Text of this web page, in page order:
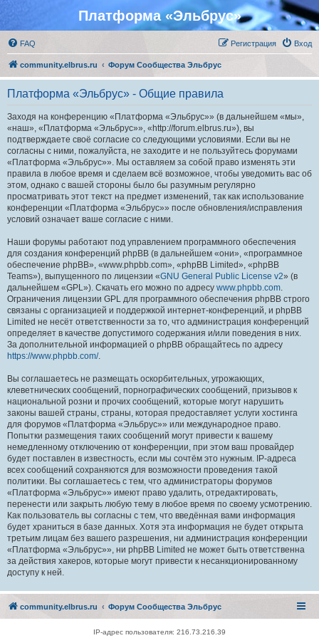
Платформа «Эльбрус»
FAQ Вход
Регистрация
community.elbrus.ru Форум Сообщества Эльбрус
Платформа «Эльбрус» - Общие правила
Заходя на конференцию «Платформа «Эльбрус»» (в дальнейшем «мы»,
«наш», «Платформа «Эльбрус»», «http://forum.elbrus.ru»), вы
подтверждаете своё согласие со следующими условиями. Если вы не
согласны с ними, пожалуйста, не заходите и не пользуйтесь форумами
«Платформа «Эльбрус»». Мы оставляем за собой право изменять эти
правила в любое время и сделаем всё возможное, чтобы уведомить вас об
этом, однако с вашей стороны было бы разумным регулярно
просматривать этот текст на предмет изменений, так как использование
конференции «Платформа «Эльбрус»» после обновления/исправления
условий означает ваше согласие с ними.
Наши форумы работают под управлением программного обеспечения
для создания конференций phpBB (в дальнейшем «они», «программное
обеспечение phpBB», «www.phpbb.com», «phpBB Limited», «phpBB
Teams»), выпущенного по лицензии «GNU General Public License v2» (в
дальнейшем «GPL»). Скачать его можно по адресу www.phpbb.com.
Ограничения лицензии GPL для программного обеспечения phpBB строго
связаны с организацией и поддержкой интернет-конференций, и phpBB
Limited не несёт ответственности за то, что администрация конференций
определяет в качестве допустимого содержания и/или поведения в них.
За дополнительной информацией о phpBB обращайтесь по адресу
https://www.phpbb.com/.
Вы соглашаетесь не размещать оскорбительных, угрожающих,
клеветнических сообщений, порнографических сообщений, призывов к
национальной розни и прочих сообщений, которые могут нарушить
законы вашей страны, страны, которая предоставляет услуги хостинга
для форумов «Платформа «Эльбрус»» или международное право.
Попытки размещения таких сообщений могут привести к вашему
немедленному отключению от конференции, при этом ваш провайдер
будет поставлен в известность, если мы сочтём это нужным. IP-адреса
всех сообщений сохраняются для возможности проведения такой
политики. Вы соглашаетесь с тем, что администраторы форумов
«Платформа «Эльбрус»» имеют право удалить, отредактировать,
перенести или закрыть любую тему в любое время по своему усмотрению.
Как пользователь вы согласны с тем, что введённая вами информация
будет храниться в базе данных. Хотя эта информация не будет открыта
третьим лицам без вашего разрешения, ни администрация конференции
«Платформа «Эльбрус»», ни phpBB Limited не может быть ответственна
за действия хакеров, которые могут привести к несанкционированному
доступу к ней.
community.elbrus.ru Форум Сообщества Эльбрус
IP-адрес пользователя: 216.73.216.39